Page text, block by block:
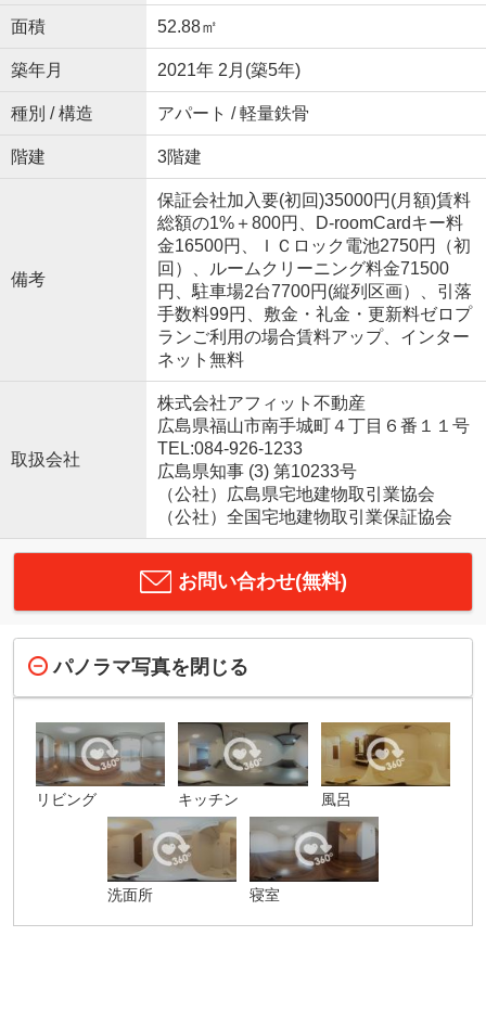
面積 52.88㎡
築年月 2021年 2月(築5年)
種別 / 構造 アパート / 軽量鉄骨
階建 3階建
備考
保証会社加入要(初回)35000円(月額)賃料
総額の1%＋800円、D-roomCardキー料
金16500円、ＩＣロック電池2750円（初
回）、ルームクリーニング料金71500
円、駐車場2台7700円(縦列区画）、引落
手数料99円、敷金・礼金・更新料ゼロプ
ランご利用の場合賃料アップ、インター
ネット無料
取扱会社
株式会社アフィット不動産
広島県福山市南手城町４丁目６番１１号
TEL:084-926-1233
広島県知事 (3) 第10233号
（公社）広島県宅地建物取引業協会
（公社）全国宅地建物取引業保証協会
お問い合わせ(無料)
パノラマ写真を閉じる
リビング キッチン 風呂
洗面所 寝室